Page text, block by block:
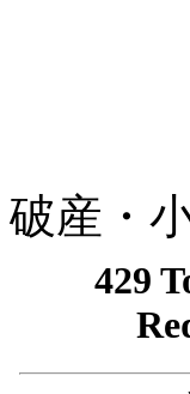
破産・